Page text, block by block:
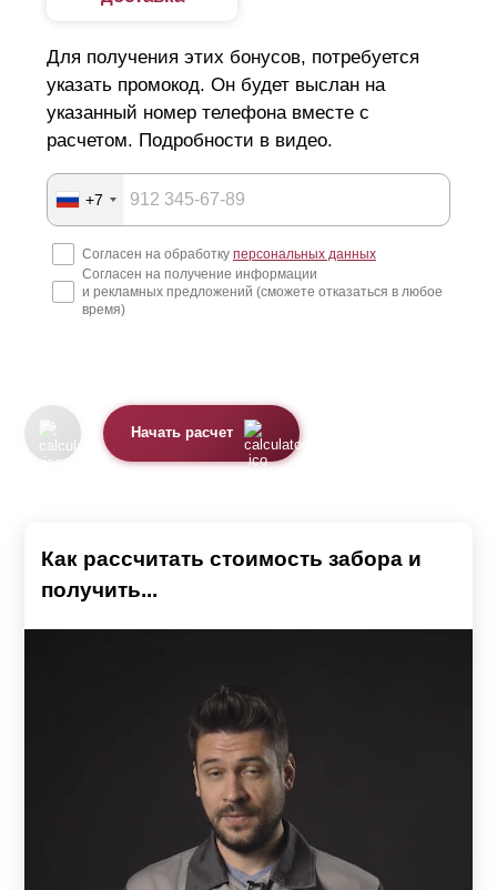
Для получения этих бонусов, потребуется
указать промокод. Он будет выслан на
указанный номер телефона вместе с
расчетом. Подробности в видео.
+7
Согласен на обработку персональных данных
Согласен на получение информации
и рекламных предложений (сможете отказаться в любое
время)
Начать расчет
Как рассчитать стоимость забора и
получить...